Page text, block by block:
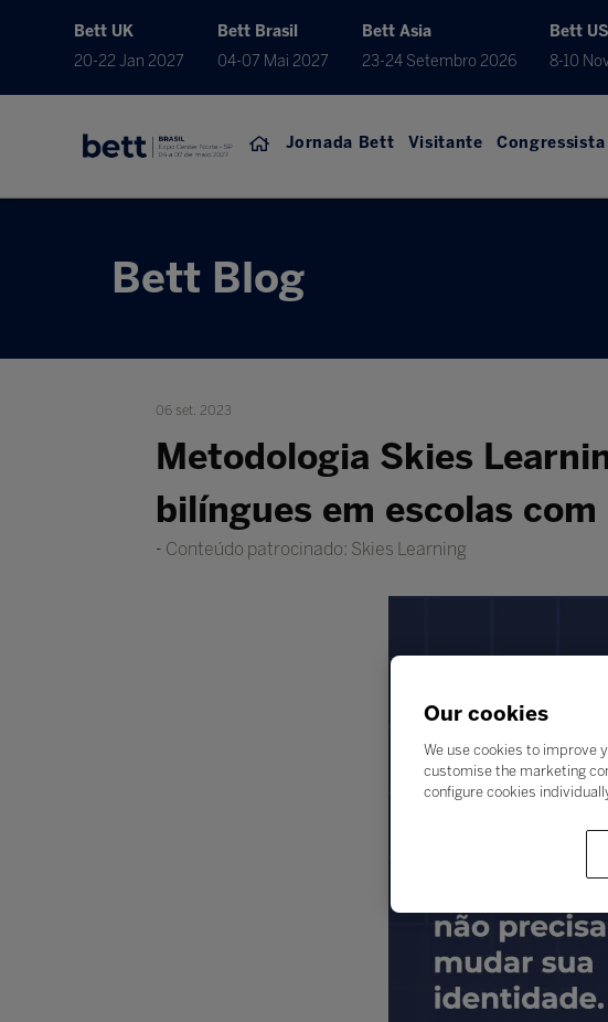
Bett UK
20-22 Jan 2027
Bett Brasil
04-07 Mai 2027
Bett Asia
23-24 Setembro 2026
Bett
8-10
Jornada Bett Visitante Congressista
Bett Blog
06 set. 2023
Metodologia Skies
bilíngues em escolas
Conteúdo patrocinado: Skies Learning
Our cookies
We use cookies to improve
customise the marketing
configure cookies